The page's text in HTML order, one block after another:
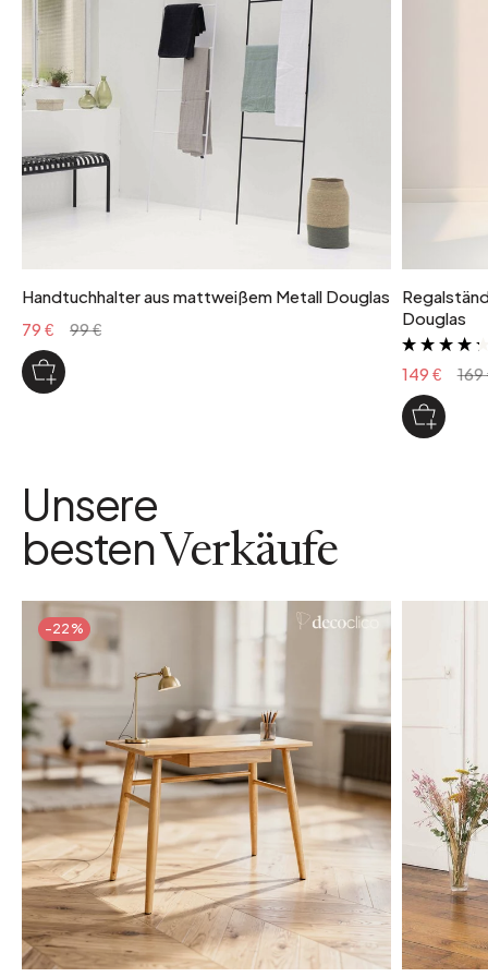
Gewicht, das von jedem Regal getragen wird: 15 kg
Handtuchhalter aus mattweißem Metall Douglas
79 €
99 €
Douglas
149 € 169
Unsere
bestenVerkäufe
-22%